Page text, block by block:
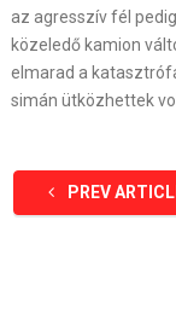
az agresszív fél
közeledő kamion
elmarad a
simán ütközhettek
PREV